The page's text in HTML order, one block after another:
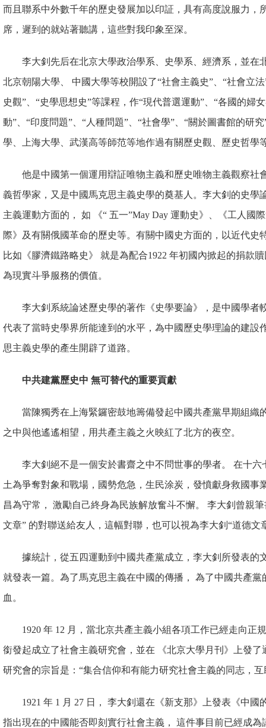
而且聯系中外數千年的歷史發展加以印証，具有高度說服力，
席，遲到的就站著聽講，這些對我印象至深。
李大釗先后在北京大學政治學系、史學系、經濟系，並在
北京朝陽大學、 中國大學等校開設了“社會主義史”、“社會立
史觀”、“史學思想史”等課程，作“現代普選運動”、“各國的婦
動”、“印度問題”、“人種問題”、“社會學”、“關於圖書館的研
學、上海大學、武漢高等師范等地作過有關歷史觀、歷史哲學
他是中國第一個運用辯証唯物主義和歷史唯物主義觀察社
義哲學家，又是中國馬克思主義史學的奠基人。李大釗的史學
主義運動方面的， 如 《“ 五一”May Day 運動史》、《工人國
際》及有關俄國革命的歷史等。有關中國史方面的，以近代史
比如《膠濟鐵路略史》 就是為配合1922 年初國內掀起的捐款
為現實斗爭服務的價值。
李大釗系統論述歷史學的著作《史學要論》，是中國學者
代表了當時史學界所能達到的水平，為中國歷史學理論的建設
思主義史學的產生開辟了道路。
中共建黨歷史中 無可替代的重要貢獻
當陳獨秀在上海緊鑼密鼓地籌備發起中國共產黨早期組織
之中與他遙遙相望，用共產主義之火映紅了北方的夜空。
李大釗絕不是一個安於書齋之中不問世事的學者。 在十
土為爭奪對象和戰場，國勢危急，生民涂炭，發憤獻身救國事
昌為守常， 激勵自己終身為民族解放奮斗不懈。 李大釗曾親
文章” 的對聯送給友人，這幅對聯，也可以視為李大釗“道德文
據統計，從五四運動到中國共產黨成立，李大釗所發表的
就發表一篇。為了馬克思主義在中國的傳播， 為了中國共產
血。
1920 年 12 月，當北京共產主義小組各項工作已經走向正
銜發起成立了社會主義研究會，並在 《北京大學月刊》上發
研究會的宗旨是：“集合信仰和有能力研究社會主義的同志，
1921 年 1 月 27 日， 李大釗還在《新支那》上發表《中
指出現在的中國能否即刻實行社會主義， 這件事目前已經成